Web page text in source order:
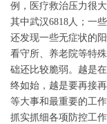
例，医疗救治压力很
其中武汉6818人；一
还发现一些无症状的
看守所、养老院等特
础还比较脆弱。越是
终如始，越是要再接
等大事和最重要的工
抓实抓细各项防控工